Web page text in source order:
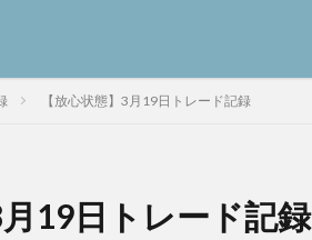
【放心状態】3月19日トレード記録
月19日トレード記録